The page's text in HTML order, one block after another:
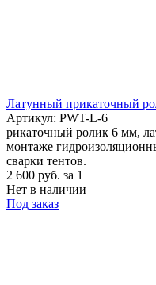
Латунный прикаточный
Артикул: PWT-L-6
рикаточный ролик 6 мм,
монтаже
сварки тентов.
2 600 руб. за 1
Нет в наличии
Под заказ